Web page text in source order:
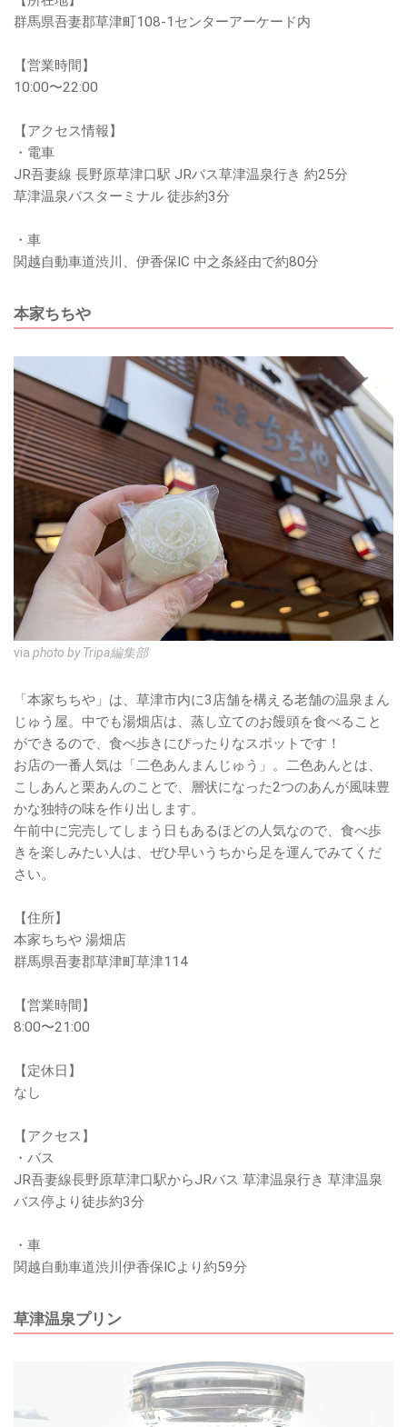
群馬県吾妻郡草津町108-1センターアーケード内
【営業時間】
10:00〜22:00
【アクセス情報】
・電車
JR吾妻線 長野原草津口駅 JRバス草津温泉行き 約25分
草津温泉バスターミナル 徒歩約3分
・車
関越自動車道渋川、伊香保IC 中之条経由で約80分
本家ちちや
via photo by Tripa編集部
「本家ちちや」は、草津市内に3店舗を構える老舗の温泉まん
じゅう屋。中でも湯畑店は、蒸し立てのお饅頭を食べること
ができるので、食べ歩きにぴったりなスポットです！
お店の一番人気は「二色あんまんじゅう」。二色あんとは、
こしあんと栗あんのことで、層状になった2つのあんが風味豊
かな独特の味を作り出します。
午前中に完売してしまう日もあるほどの人気なので、食べ歩
きを楽しみたい人は、ぜひ早いうちから足を運んでみてくだ
さい。
【住所】
本家ちちや 湯畑店
群馬県吾妻郡草津町草津114
【営業時間】
8:00〜21:00
【定休日】
なし
【アクセス】
・バス
JR吾妻線長野原草津口駅からJRバス 草津温泉行き 草津温泉
バス停より徒歩約3分
・車
関越自動車道渋川伊香保ICより約59分
草津温泉プリン